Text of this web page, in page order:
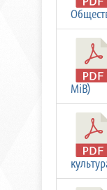
MiB)